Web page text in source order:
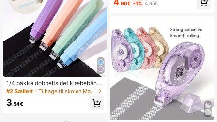
1/4 pakke dobbeltsidet klæbebånd,
sømløs 360° roterende binding, egn
et til scrapbooking, DIY-håndværk,
skolestart, kontorartikler, håndlaved
#2 Sællert i Tilbage til skolen Maskeringstape
3.54€
4.90€ -1% 4.95€